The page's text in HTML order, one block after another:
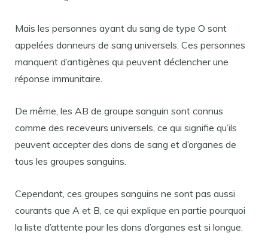
Mais les personnes ayant du sang de type O sont
appelées donneurs de sang universels. Ces personnes
manquent d’antigènes qui peuvent déclencher une
réponse immunitaire.
De même, les AB de groupe sanguin sont connus
comme des receveurs universels, ce qui signifie qu’ils
peuvent accepter des dons de sang et d’organes de
tous les groupes sanguins.
Cependant, ces groupes sanguins ne sont pas aussi
courants que A et B, ce qui explique en partie pourquoi
la liste d’attente pour les dons d’organes est si longue.